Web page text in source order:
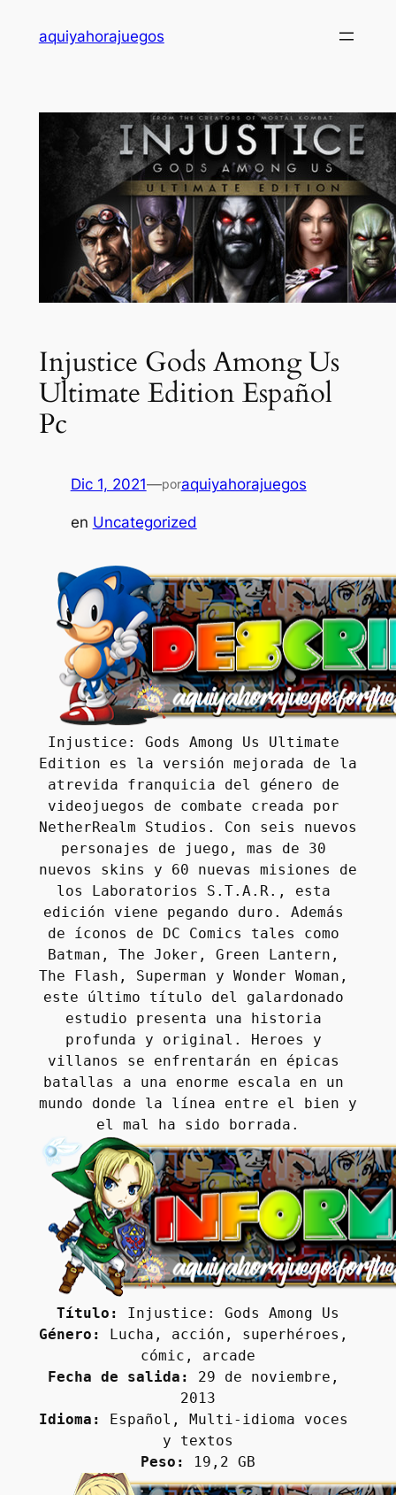
aquiyahorajuegos
Injustice Gods Among Us
Ultimate Edition Español
Pc
Dic 1, 2021—poraquiyahorajuegos
en Uncategorized
Injustice: Gods Among Us Ultimate
Edition es la versión mejorada de la
atrevida franquicia del género de
videojuegos de combate creada por
NetherRealm Studios. Con seis nuevos
personajes de juego, mas de 30
nuevos skins y 60 nuevas misiones de
los Laboratorios S.T.A.R., esta
edición viene pegando duro. Además
de íconos de DC Comics tales como
Batman, The Joker, Green Lantern,
The Flash, Superman y Wonder Woman,
este último título del galardonado
estudio presenta una historia
profunda y original. Heroes y
villanos se enfrentarán en épicas
batallas a una enorme escala en un
mundo donde la línea entre el bien y
el mal ha sido borrada.
Título:
Injustice: Gods Among Us
Género:
Lucha, acción, superhéroes,
cómic, arcade
Fecha de salida:
29 de noviembre,
2013
Idioma:
Español, Multi-idioma voces
y textos
Peso:
19,2 GB